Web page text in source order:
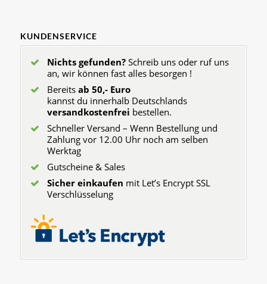
KUNDENSERVICE
Nichts gefunden?Schreib uns oder ruf uns
an, wir können fast alles besorgen !
Bereits ab 50,- Euro
kannst du innerhalb Deutschlands
versandkostenfrei bestellen.
Schneller Versand – Wenn Bestellung und
Zahlung vor 12.00 Uhr noch am selben
Werktag
Gutscheine & Sales
Sicher einkaufen mit Let’s Encrypt SSL
Verschlüsselung